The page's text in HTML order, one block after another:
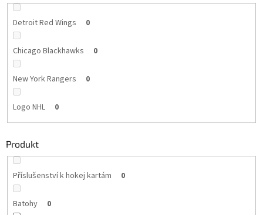
Detroit Red Wings 0
Chicago Blackhawks 0
New York Rangers 0
Logo NHL 0
Produkt
Příslušenství k hokej kartám 0
Batohy 0